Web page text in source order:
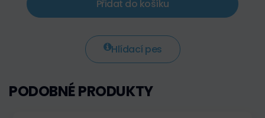
Přidat do košíku
Hlídací pes
PODOBNÉ PRODUKTY